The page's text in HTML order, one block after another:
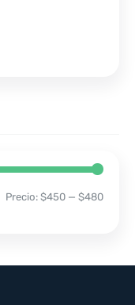
Precio: $450 — $480